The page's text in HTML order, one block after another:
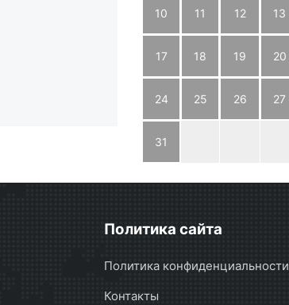
10 11 12 13
17 18 19 20
24 25 26 27
31
Политика сайта
Политика конфиденциальности
Контакты